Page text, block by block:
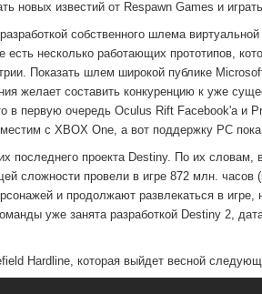
новых известий от Respawn Games и
собственного шлема
несколько работающих прототипов,
Показать шлем широкой публике
желает составить конкуренцию к уже
в первую очередь Oculus Rift Facebook'а и
с XBOX One, а вот поддержку PC
последнего проекта Destiny. По их словам,
сложности провели в игре 872 млн. часов
и продолжают развлекаться в игре,
уже занята разработкой Destiny 2,
Hardline, которая выйдет весной